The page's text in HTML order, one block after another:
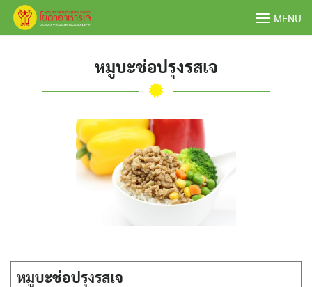
Skip
MENU
หมูบะช่อปรุงรสเจ
หมูบะช่อปรุงรสเจ